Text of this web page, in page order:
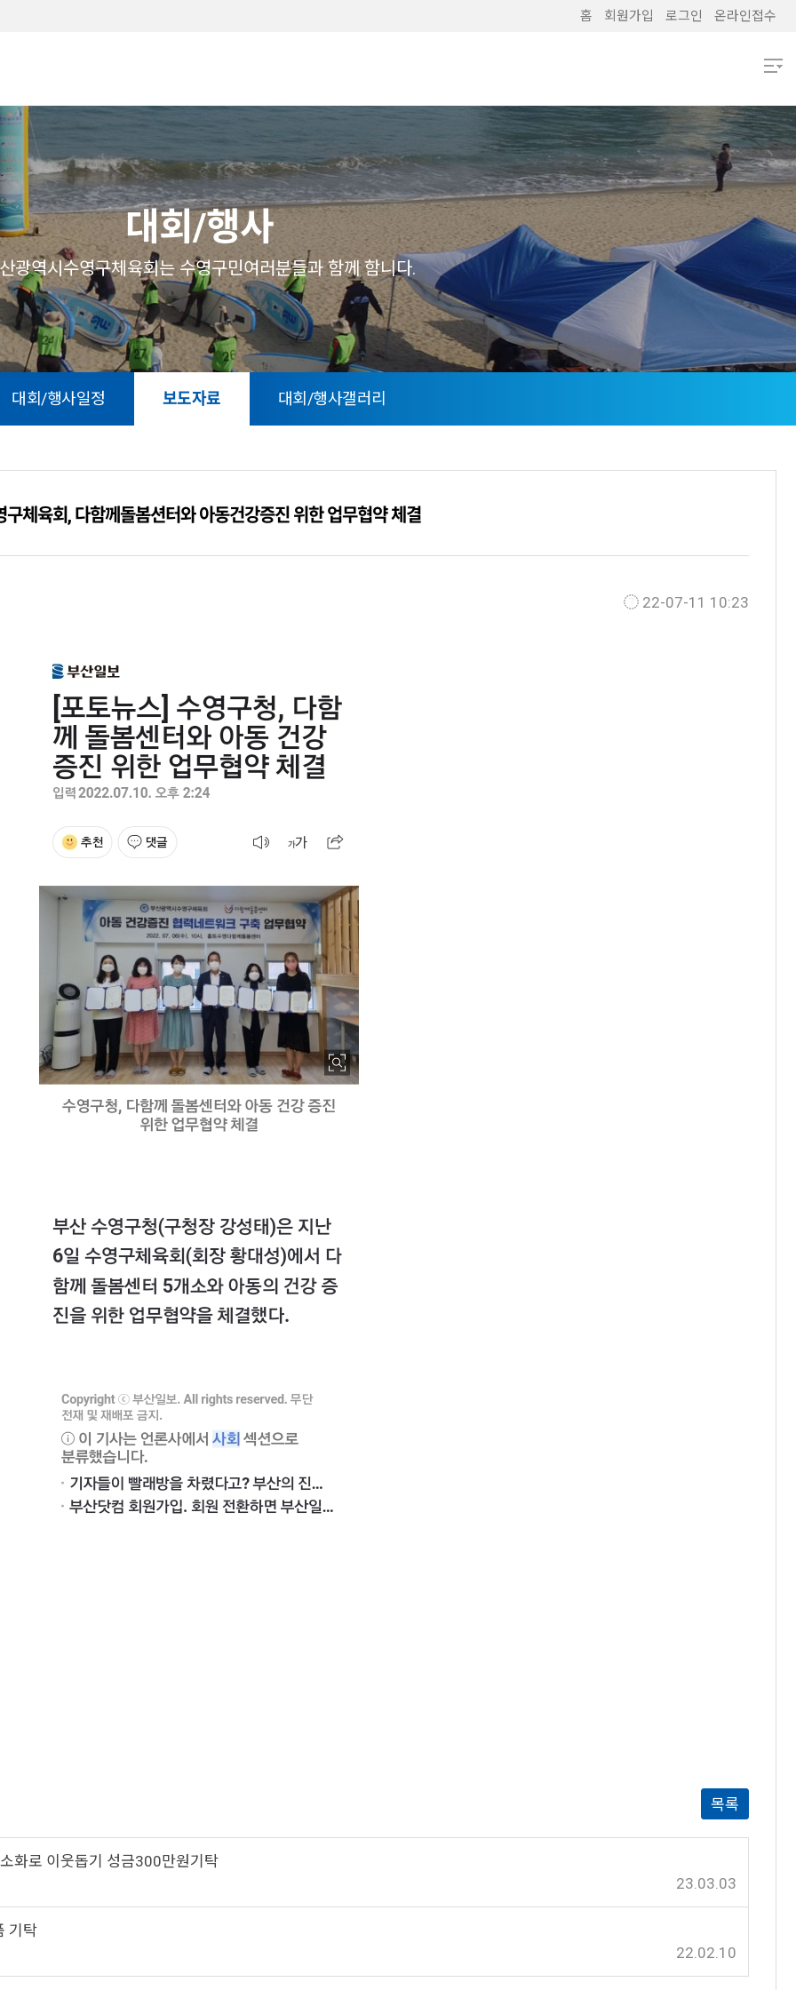
홈 회원가입 로그인 온라인접수
열기
열기
열기
대회/행사
광역시수영구체육회는 수영구민여러분들과 함께 함니다.
대회/행사일정 보도자료 대회/행사갤러리
구체육회, 다함께돌봄션터와 아동건강증진 위한 업무협약 체결
22-07-11 10:23
목록
화로 이웃돕기 성금300만원기탁
23.03.03
기탁
22.02.10